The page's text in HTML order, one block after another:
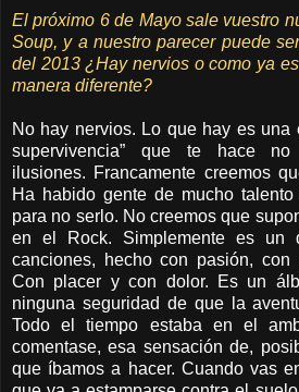
El próximo 6 de Mayo sale vuestro
Soup, y a nuestro parecer puede
del 2013 ¿Hay nervios o como ya
manera diferente?
No hay nervios. Lo que hay es una
supervivencia” que te hace no
ilusiones. Francamente creemos
Ha habido gente de mucho
para no serlo. No creemos que
en el Rock. Simplemente es un
canciones, hecho con pasión, con
Con placer y con dolor. Es un
ninguna seguridad de que la
Todo el tiempo estaba en el
comentase, esa sensación de,
que íbamos a hacer. Cuando vas